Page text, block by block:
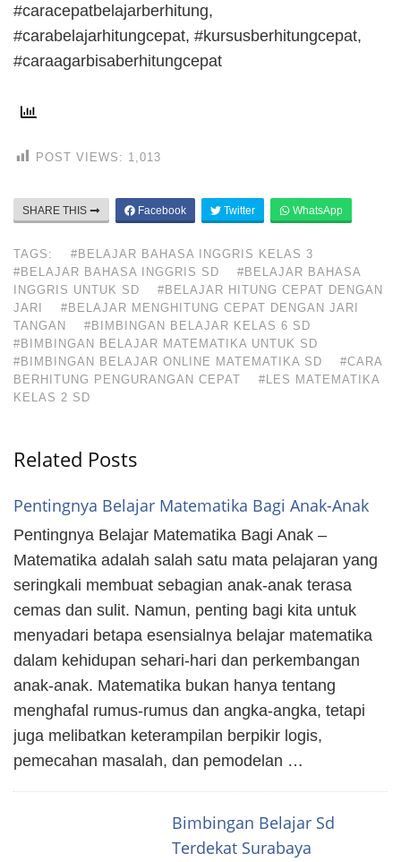
#caracepatbelajarberhitung,
#carabelajarhitungcepat, #kursusberhitungcepat,
#caraagarbisaberhitungcepat
POST VIEWS: 1,013
SHARE THIS Facebook Twitter WhatsApp
TAGS:
#BELAJAR BAHASA INGGRIS KELAS 3
#BELAJAR BAHASA INGGRIS SD
#BELAJAR BAHASA
INGGRIS UNTUK SD
#BELAJAR HITUNG CEPAT DENGAN
JARI
#BELAJAR MENGHITUNG CEPAT DENGAN JARI
TANGAN
#BIMBINGAN BELAJAR KELAS 6 SD
#BIMBINGAN BELAJAR MATEMATIKA UNTUK SD
#BIMBINGAN BELAJAR ONLINE MATEMATIKA SD
#CARA
BERHITUNG PENGURANGAN CEPAT
#LES MATEMATIKA
KELAS 2 SD
Related Posts
Pentingnya Belajar Matematika Bagi Anak-Anak
Pentingnya Belajar Matematika Bagi Anak –
Matematika adalah salah satu mata pelajaran yang
seringkali membuat sebagian anak-anak terasa
cemas dan sulit. Namun, penting bagi kita untuk
menyadari betapa esensialnya belajar matematika
dalam kehidupan sehari-hari dan perkembangan
anak-anak. Matematika bukan hanya tentang
menghafal rumus-rumus dan angka-angka, tetapi
juga melibatkan keterampilan berpikir logis,
pemecahan masalah, dan pemodelan …
Bimbingan Belajar Sd
Terdekat Surabaya